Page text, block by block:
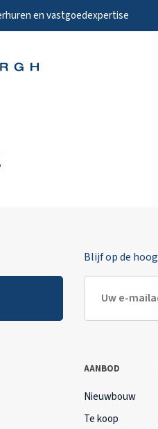
en vastgoedexpertise
Blijf op de
AANBOD
Nieuwbouw
Te koop